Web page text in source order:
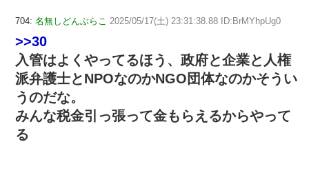
704: 名無しどんぶらこ 2025/05/17(土) 23:31:38.88 ID:BrMYhpUg0
>>30
入管はよくやってるほう、政府と企業と人権
派弁護士とNPOなのかNGO団体なのかそうい
うのだな。
みんな税金引っ張って金もらえるからやって
る